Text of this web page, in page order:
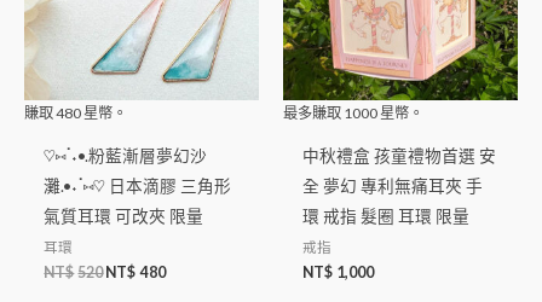
賺取480 星幣。
♡⑅ॱ˖•.粉藍漸層夢幻沙
灘.•˖ॱ⑅♡ 日本滴膠 三角形
氣質耳環 可改夾 限量
耳環
NT$ 520 NT$ 480
最多賺取 1000 星幣。
中秋禮盒 孩童禮物首選 安
全 夢幻 專利無痛耳夾 手
環 戒指 髮圈 耳環 限量
戒指
NT$ 1,000